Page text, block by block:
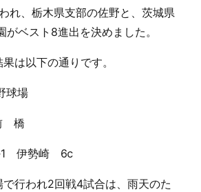
れ、栃木県支部の佐野と、茨城県
がベスト8進出を決めました。
は以下の通りです。
球場
橋
伊勢崎 6ⅽ
行われ2回戦4試合は、雨天のた